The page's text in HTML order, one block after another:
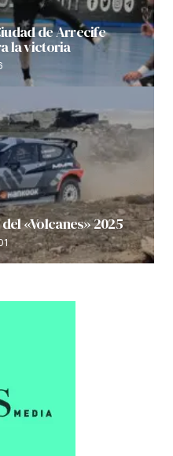
de Arrecife
la victoria
«Volcanes» 2025